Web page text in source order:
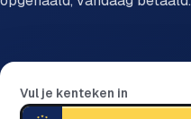
Vul je kenteken in